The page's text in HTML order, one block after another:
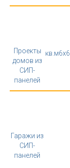
Проекты
домов из
СИП-
панелей
кв.м6x6
Гаражи из
СИП-
панелей